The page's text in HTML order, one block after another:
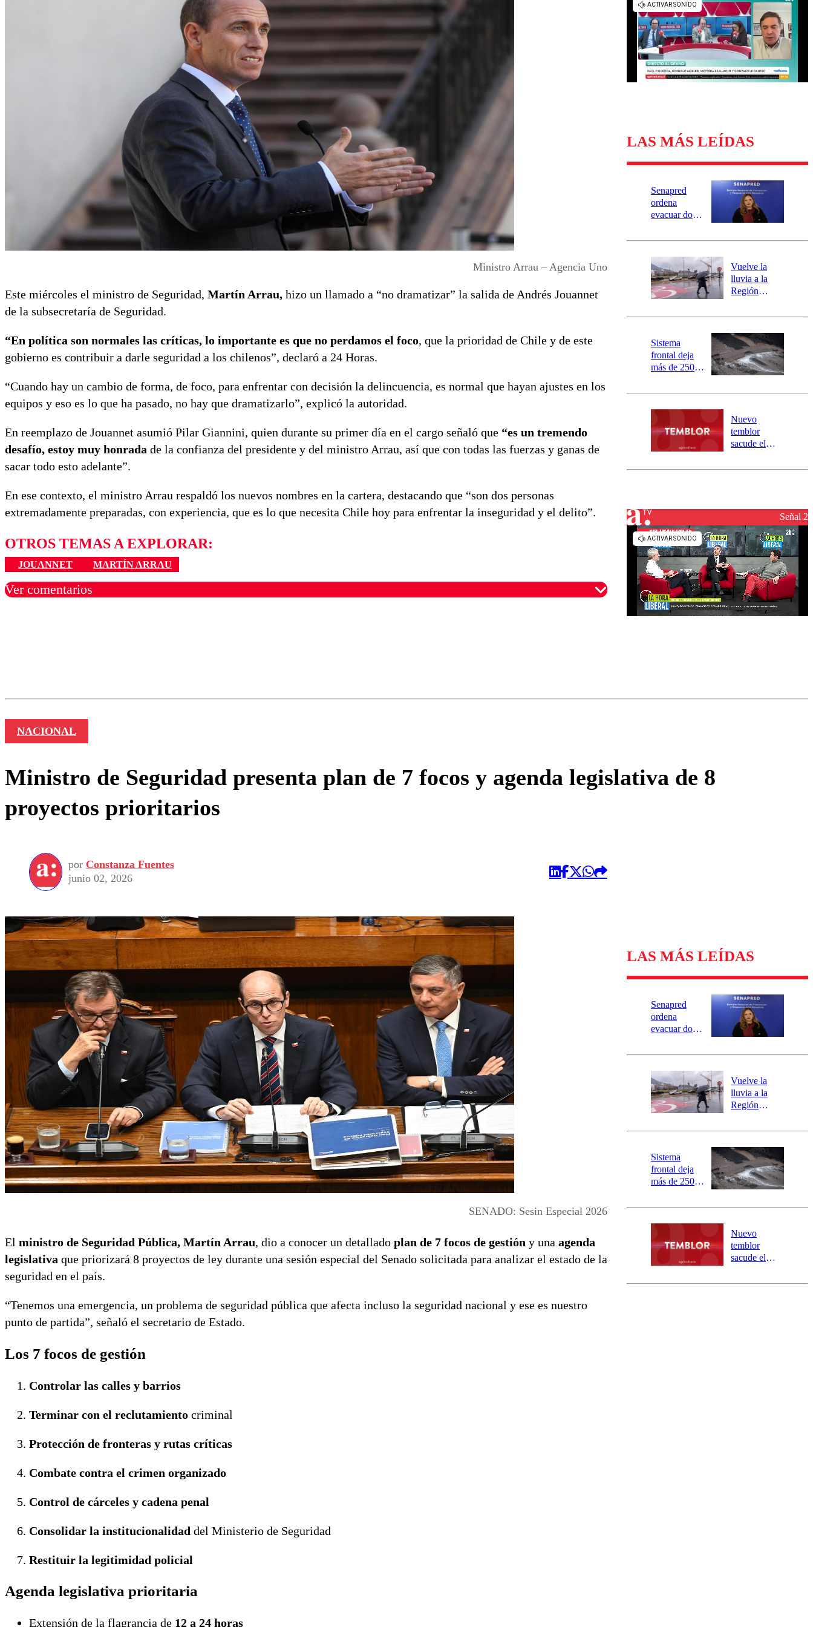
Universidad de Chile
Sustentabilidad
Ministro Arrau – Agencia Uno
Este miércoles el ministro de Seguridad, Martín Arrau, hizo un llamado a “no dramatizar” la salida de Andrés Jouannet
de la subsecretaría de Seguridad.
“En política son normales las críticas, lo importante es que no perdamos el foco, que la prioridad de Chile y de este
gobierno es contribuir a darle seguridad a los chilenos”, declaró a 24 Horas.
“Cuando hay un cambio de forma, de foco, para enfrentar con decisión la delincuencia, es normal que hayan ajustes en los
equipos y eso es lo que ha pasado, no hay que dramatizarlo”, explicó la autoridad.
En reemplazo de Jouannet asumió Pilar Giannini, quien durante su primer día en el cargo señaló que “es un tremendo
desafío, estoy muy honrada de la confianza del presidente y del ministro Arrau, así que con todas las fuerzas y ganas de
sacar todo esto adelante”.
En ese contexto, el ministro Arrau respaldó los nuevos nombres en la cartera, destacando que “son dos personas
extremadamente preparadas, con experiencia, que es lo que necesita Chile hoy para enfrentar la inseguridad y el delito”.
OTROS TEMAS A EXPLORAR:
JOUANNET MARTÍN ARRAU
Ver comentarios
LAS MÁS LEÍDAS
Senapred
ordena
evacuar dos
Carahue por
río Damas:
activa
mensajería
SAE
Vuelve la
lluvia a la
Región
este es el
la DMC para
este viernes
Sistema
frontal deja
más de 250
y 317
aisladas entre
Valparaíso y
Los Ríos
Nuevo
temblor
sacude el
revisa la
Señal 2
NACIONAL
Ministro de Seguridad presenta plan de 7 focos y agenda legislativa de 8
proyectos prioritarios
por Constanza Fuentes
junio 02, 2026
SENADO: Sesin Especial 2026
El ministro de Seguridad Pública, Martín Arrau, dio a conocer un detallado plan de 7 focos de gestión y una agenda
legislativa que priorizará 8 proyectos de ley durante una sesión especial del Senado solicitada para analizar el estado de la
seguridad en el país.
“Tenemos una emergencia, un problema de seguridad pública que afecta incluso la seguridad nacional y ese es nuestro
punto de partida”, señaló el secretario de Estado.
Los 7 focos de gestión
Controlar las calles y barrios
Terminar con el reclutamiento criminal
Protección de fronteras y rutas críticas
Combate contra el crimen organizado
Control de cárceles y cadena penal
Consolidar la institucionalidad del Ministerio de Seguridad
Restituir la legitimidad policial
Agenda legislativa prioritaria
Extensión de la flagrancia de 12 a 24 horas
LAS MÁS LEÍDAS
Senapred
ordena
evacuar dos
Carahue por
río Damas:
activa
mensajería
SAE
Vuelve la
lluvia a la
Región
este es el
la DMC para
este viernes
Sistema
frontal deja
más de 250
y 317
aisladas entre
Valparaíso y
Los Ríos
Nuevo
temblor
sacude el
revisa la